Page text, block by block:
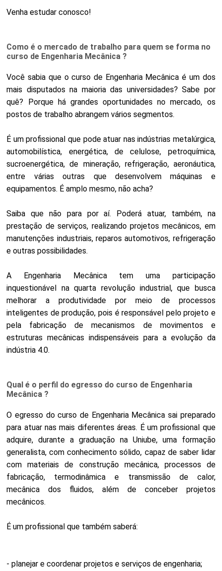
Venha estudar conosco!
Como é o mercado de trabalho para quem se forma no
curso de Engenharia Mecânica ?
Você sabia que o curso de Engenharia Mecânica é um dos
mais disputados na maioria das universidades? Sabe por
quê? Porque há grandes oportunidades no mercado, os
postos de trabalho abrangem vários segmentos.
É um profissional que pode atuar nas indústrias metalúrgica,
automobilística, energética, de celulose, petroquímica,
sucroenergética, de mineração, refrigeração, aeronáutica,
entre várias outras que desenvolvem máquinas e
equipamentos. É amplo mesmo, não acha?
Saiba que não para por aí. Poderá atuar, também, na
prestação de serviços, realizando projetos mecânicos, em
manutenções industriais, reparos automotivos, refrigeração
e outras possibilidades.
A Engenharia Mecânica tem uma participação
inquestionável na quarta revolução industrial, que busca
melhorar a produtividade por meio de processos
inteligentes de produção, pois é responsável pelo projeto e
pela fabricação de mecanismos de movimentos e
estruturas mecânicas indispensáveis para a evolução da
indústria 4.0.
Qual é o perfil do egresso do curso de Engenharia
Mecânica ?
O egresso do curso de Engenharia Mecânica sai preparado
para atuar nas mais diferentes áreas. É um profissional que
adquire, durante a graduação na Uniube, uma formação
generalista, com conhecimento sólido, capaz de saber lidar
com materiais de construção mecânica, processos de
fabricação, termodinâmica e transmissão de calor,
mecânica dos fluidos, além de conceber projetos
mecânicos.
É um profissional que também saberá:
- planejar e coordenar projetos e serviços de engenharia;